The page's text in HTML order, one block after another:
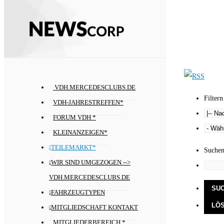
VDH.MERCEDESCLUBS.DE
VDH-JAHRESTREFFEN*
FORUM VDH *
KLEINANZEIGEN*
TEILEMARKT*
WIR SIND UMGEZOGEN -->
VDH.MERCEDESCLUBS.DE
FAHRZEUGTYPEN
MITGLIEDSCHAFT KONTAKT
MITGLIEDERBEREICH *
Filtern
Suchen